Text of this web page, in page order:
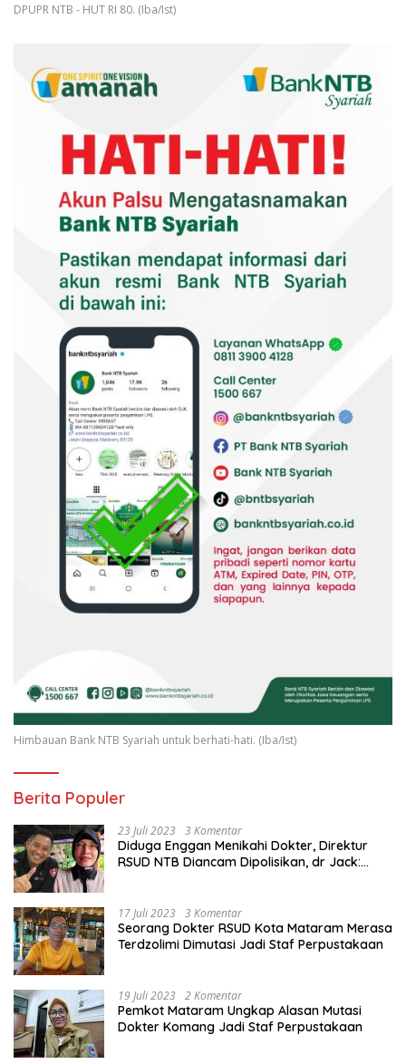
DPUPR NTB - HUT RI 80. (Iba/Ist)
Himbauan Bank NTB Syariah untuk berhati-hati. (Iba/Ist)
Berita Populer
23 Juli 2023 3 Komentar
Diduga Enggan Menikahi Dokter, Direktur
RSUD NTB Diancam Dipolisikan, dr Jack:
17 Juli 2023 3 Komentar
Seorang Dokter RSUD Kota Mataram Merasa
Terdzolimi Dimutasi Jadi Staf Perpustakaan
19 Juli 2023 2 Komentar
Pemkot Mataram Ungkap Alasan Mutasi
Dokter Komang Jadi Staf Perpustakaan